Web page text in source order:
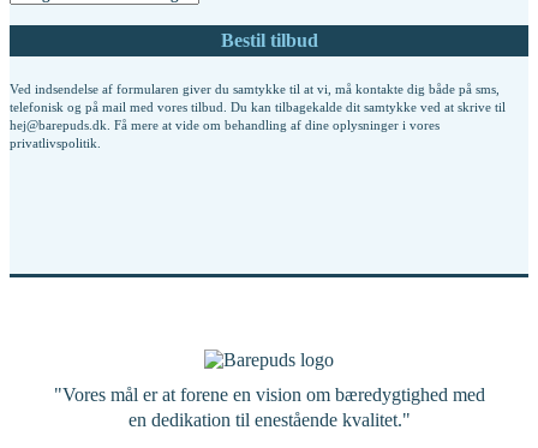
Ved indsendelse af formularen giver du samtykke til at vi, må kontakte dig både på sms,
telefonisk og på mail med vores tilbud. Du kan tilbagekalde dit samtykke ved at skrive til
hej@barepuds.dk. Få mere at vide om behandling af dine oplysninger i vores
privatlivspolitik
"Vores mål er at forene en vision om bæredygtighed med
en dedikation til enestående kvalitet."